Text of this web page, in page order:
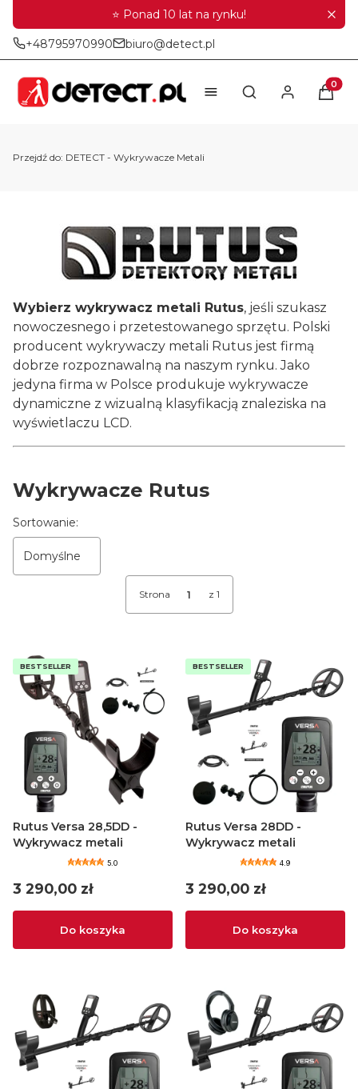
⭐ Ponad 10 lat na rynku!
+48795970990 biuro@detect.pl
Otwórz
Przejdź do: DETECT - Wykrywacze Metali
Wybierz wykrywacz metali Rutus, jeśli szukasz
nowoczesnego i przetestowanego sprzętu. Polski
producent wykrywaczy metali Rutus jest firmą
dobrze rozpoznawalną na naszym rynku. Jako
jedyna firma w Polsce produkuje wykrywacze
dynamiczne z wizualną klasyfikacją znaleziska na
wyświetlaczu LCD.
Wykrywacze Rutus
Lista produktów
Sortowanie:
Domyślne
Strona z 1
BESTSELLER
Rutus Versa 28,5DD -
Wykrywacz metali
5.0
Cena
3 290,00 zł
Do koszyka
BESTSELLER
Rutus Versa 28DD -
Wykrywacz metali
4.9
Cena
3 290,00 zł
Do koszyka